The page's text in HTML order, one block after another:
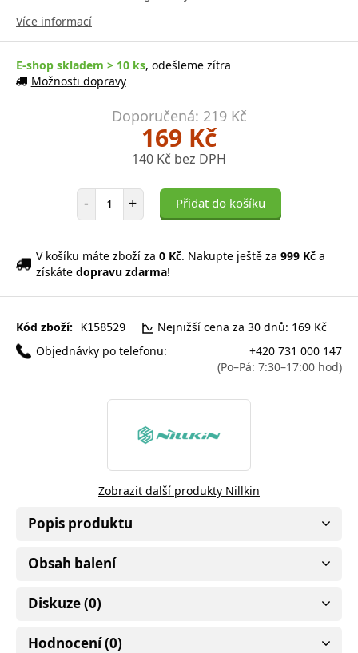
Více informací
E-shop skladem > 10 ks, odešleme zítra
Možnosti dopravy
Doporučená: 219 Kč
169 Kč
140 Kč bez DPH
- Počet položek
+ Přidat do košíku
V košíku máte zboží za 0 Kč. Nakupte ještě za 999 Kč a
získáte dopravu zdarma!
Kód zboží: K158529
Nejnižší cena za 30 dnů: 169 Kč
Objednávky po telefonu:
+420 731 000 147
(Po–Pá: 7:30–17:00 hod)
Zobrazit další produkty Nillkin
Popis produktu
Obsah balení
Diskuze (0)
Hodnocení (0)